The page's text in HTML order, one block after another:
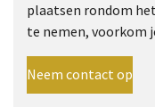
plaatsen rondom
te nemen, voorkom
Neem contact op